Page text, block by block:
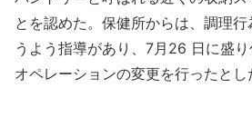
とを認めた。保健所からは、調理
うよう指導があり、7月26 日に盛
オペレーションの変更を行ったとし